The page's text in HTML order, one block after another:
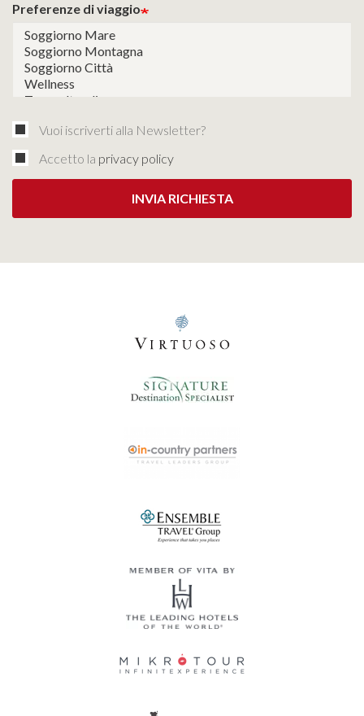
Preferenze di viaggio
Vuoi iscriverti alla Newsletter?
Accetto la privacy policy
INVIA RICHIESTA